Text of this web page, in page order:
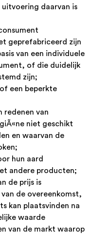
daarvan is
geprefabriceerd zijn
van een individuele
of die duidelijk
zijn;
een beperkte
redenen van
niet geschikt
en waarvan de
hun aard
andere producten;
de prijs is
de overeenkomst,
kan plaatsvinden na
waarde
van de markt waarop